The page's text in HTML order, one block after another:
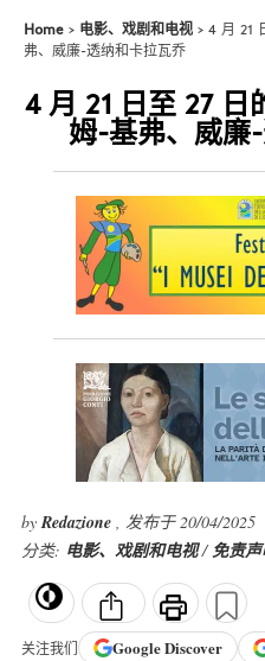
Home 电影、戏剧和电视
4 月 21
弗、威廉-透纳和卡拉瓦乔
4 月 21 日至 27
姆-基弗、威廉
byRedazione , 发布于 20/04/2025
分类: 电影、戏剧和电视/免责
关注我们 GoogleDiscover